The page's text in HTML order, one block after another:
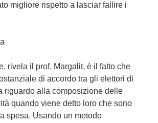
migliore rispetto a lasciar fallire i
rivela il prof. Margalit, è il fatto che
di accordo tra gli elettori di
riguardo alla composizione delle
quando viene detto loro che sono
spesa. Usando un metodo